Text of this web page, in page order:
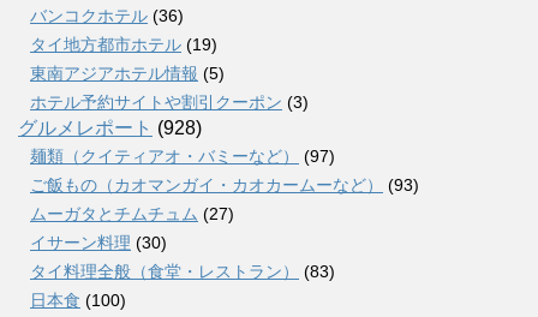
バンコクホテル (36)
タイ地方都市ホテル (19)
東南アジアホテル情報 (5)
ホテル予約サイトや割引クーポン (3)
グルメレポート (928)
麺類（クイティアオ・バミーなど）
(97)
ご飯もの（カオマンガイ・カオカームーなど）
(93)
ムーガタとチムチュム (27)
イサーン料理 (30)
タイ料理全般（食堂・レストラン）
(83)
日本食 (100)